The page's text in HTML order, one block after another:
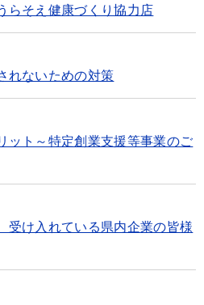
らそえ健康づくり協力店
れないための対策
ット～特定創業支援等事業のご
受け入れている県内企業の皆様